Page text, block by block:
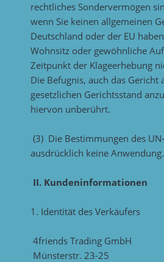
rechtliches Sondervermögen
wenn Sie keinen allgemeinen
Deutschland oder der EU
Wohnsitz oder gewöhnliche
Zeitpunkt der Klageerhebung
Die Befugnis, auch das Gericht
gesetzlichen Gerichtsstand
hiervon unberührt.
(3) Die Bestimmungen des
ausdrücklich keine Anwendung.
II. Kundeninformationen
1. Identität des Verkäufers
4friends Trading GmbH
Münsterstr. 23-25